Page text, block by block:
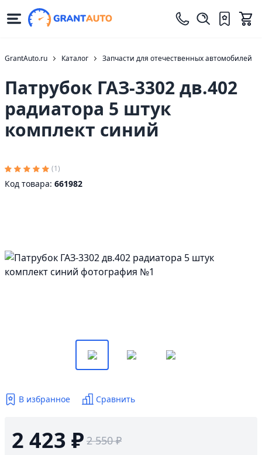
GrantAuto.ru Каталог Запчасти для отечественных автомобилей
Патрубок ГАЗ-3302 дв.402
радиатора 5 штук
комплект синий
(1)
Код товара: 661982
В избранное Сравнить
2 423 ₽ 2 550 ₽